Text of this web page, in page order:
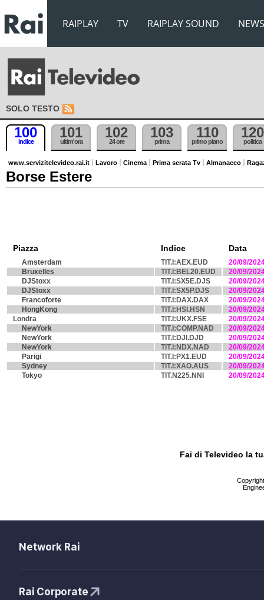
RAIPLAY TV RAIPLAY SOUND NEWS
SOLO TESTO
100
indice
101
ultim'ora
102
24 ore
103
prima
110
primo piano
120
politica
www.servizitelevideo.rai.it Lavoro Cinema Prima serata Tv Almanacco
Borse Estere
Piazza Indice Data
Amsterdam TIT.I:AEX.EUD
20/09/
Bruxelles
TIT.I:BEL20.EUD
20/09/
DJStoxx
TIT.I:SX5E.DJS
20/09/
DJStoxx
TIT.I:SX5P.DJS
20/09/
Francoforte
TIT.I:DAX.DAX
20/09/
HongKong
TIT.I:HSI.HSN
20/09/
Londra
TIT.I:UKX.FSE
20/09/
NewYork
TIT.I:COMP.NAD
20/09/
NewYork
TIT.I:DJI.DJD
20/09/
NewYork
TIT.I:NDX.NAD
20/09/
Parigi
TIT.I:PX1.EUD
20/09/
Sydney
TIT.I:XAO.AUS
20/09/
Tokyo
TIT.N225.NNI 20/09/
Fai di Televideo la